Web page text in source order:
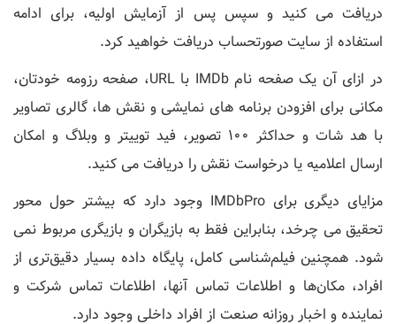
دریافت می کنید و سپس پس از آزمایش اولیه، برای ادامه
استفاده از سایت صورتحساب دریافت خواهید کرد.
در ازای آن یک صفحه نام IMDb با URL، صفحه رزومه خودتان،
مکانی برای افزودن برنامه های نمایشی و نقش ها، گالری تصاویر
با هد شات و حداکثر 100 تصویر، فید توییتر و وبلاگ و امکان
ارسال اعلامیه یا درخواست نقش را دریافت می کنید.
مزایای دیگری برای IMDbPro وجود دارد که بیشتر حول محور
تحقیق می چرخد، بنابراین فقط به بازیگران و بازیگری مربوط نمی
شود. همچنین فیلم‌شناسی کامل، پایگاه داده بسیار دقیق‌تری از
افراد، مکان‌ها و اطلاعات تماس آنها، اطلاعات تماس شرکت و
نماینده و اخبار روزانه صنعت از افراد داخلی وجود دارد.